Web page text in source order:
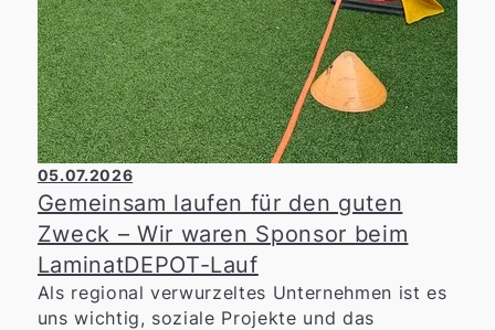
05.07.2026
Gemeinsam laufen für den guten
Zweck – Wir waren Sponsor beim
LaminatDEPOT-Lauf
Als regional verwurzeltes Unternehmen ist es
uns wichtig, soziale Projekte und das